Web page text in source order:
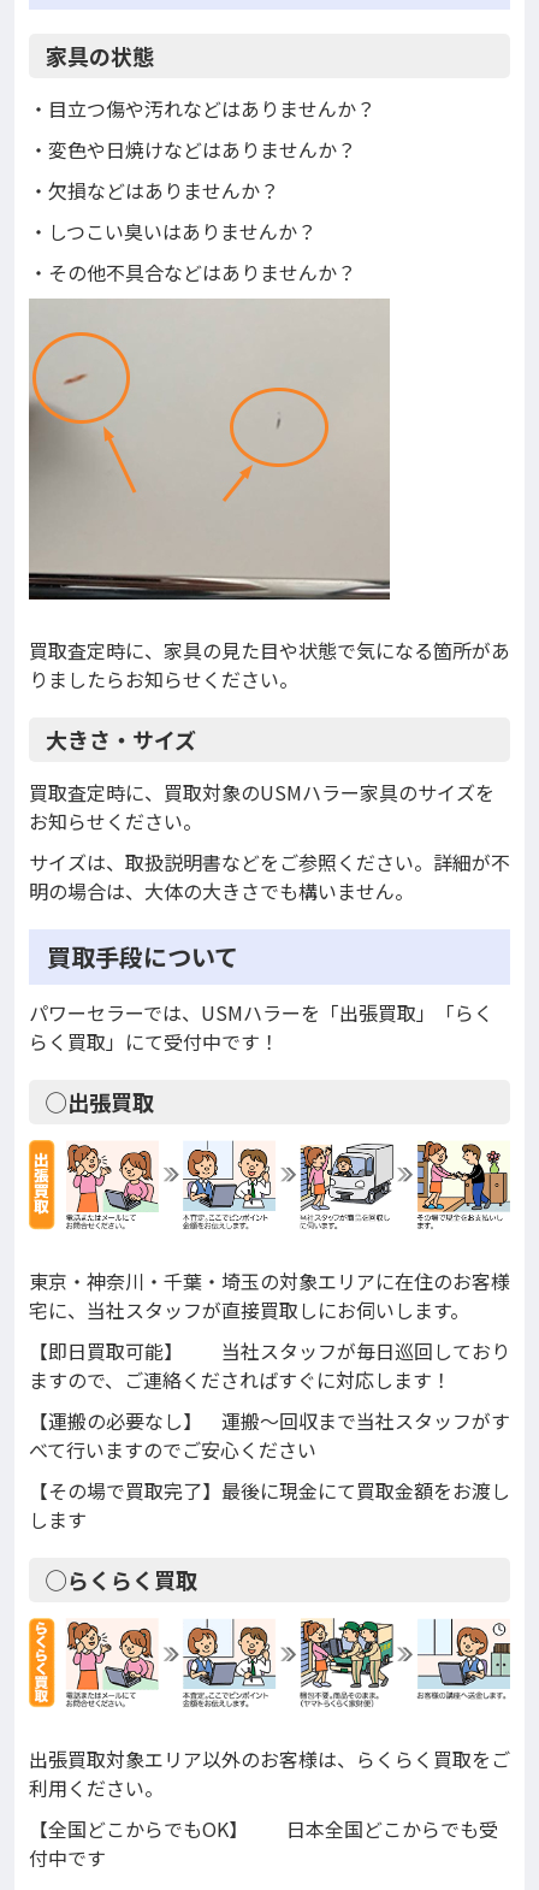
家具の状態
・目立つ傷や汚れなどはありませんか？
・変色や日焼けなどはありませんか？
・欠損などはありませんか？
・しつこい臭いはありませんか？
・その他不具合などはありませんか？
買取査定時に、家具の見た目や状態で気になる箇所があ
りましたらお知らせください。
大きさ・サイズ
買取査定時に、買取対象のUSMハラー家具のサイズを
お知らせください。
サイズは、取扱説明書などをご参照ください。詳細が不
明の場合は、大体の大きさでも構いません。
買取手段について
パワーセラーでは、USMハラーを「出張買取」「らく
らく買取」にて受付中です！
◯出張買取
東京・神奈川・千葉・埼玉の対象エリアに在住のお客様
宅に、当社スタッフが直接買取しにお伺いします。
【即日買取可能】 当社スタッフが毎日巡回しており
ますので、ご連絡くださればすぐに対応します！
【運搬の必要なし】 運搬〜回収まで当社スタッフがす
べて行いますのでご安心ください
【その場で買取完了】最後に現金にて買取金額をお渡し
します
◯らくらく買取
出張買取対象エリア以外のお客様は、らくらく買取をご
利用ください。
【全国どこからでもOK】 日本全国どこからでも受
付中です